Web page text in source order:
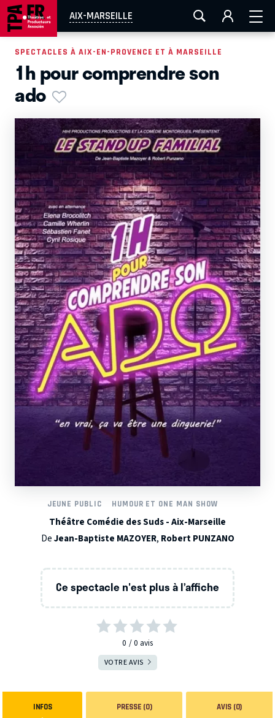
AIX-MARSEILLE
AIX-MARSEILLE AURAY LA ROCHELLE
EN TOURNÉE
SPECTACLES À AIX-EN-PROVENCE ET À MARSEILLE
1h pour comprendre son
ado
JEUNE PUBLIC HUMOUR ET ONE MAN SHOW
Théâtre Comédie des Suds - Aix-Marseille
DeJean-Baptiste MAZOYER, Robert PUNZANO
Ce spectacle n'est plus à l’affiche
0 0 avis
VOTRE AVIS
INFOS PRESSE (0) AVIS (0)